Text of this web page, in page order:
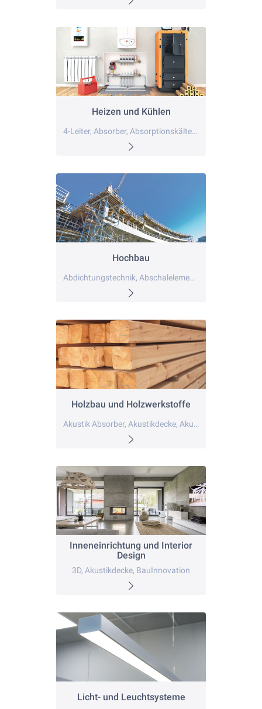
Heizen und Kühlen
4-Leiter, Absorber, Absorptionskältemaschinen
Hochbau
Abdichtungstechnik, Abschalelemente, Architektur
Holzbau und Holzwerkstoffe
Akustik Absorber, Akustikdecke, Akustikpaneele
Inneneinrichtung und Interior
Design
3D, Akustikdecke, BauInnovation
Licht- und Leuchtsysteme